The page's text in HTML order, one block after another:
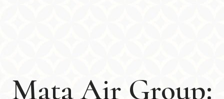
Mata Air Group: